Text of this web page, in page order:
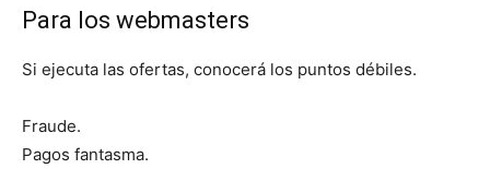
Para los webmasters
Si ejecuta las ofertas, conocerá los puntos débiles.
Fraude.
Pagos fantasma.